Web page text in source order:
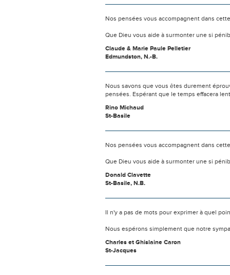
Nos pensées vous accompagnent dans
Que Dieu vous aide à surmonter une si
Claude & Marie Paule Pelletier
Edmundston, N.-B.
Nous savons que vous êtes durement
pensées. Espérant que le temps effacera
Rino Michaud
St-Basile
Nos pensées vous accompagnent dans
Que Dieu vous aide à surmonter une si
Donald Clavette
St-Basile, N.B.
Il n'y a pas de mots pour exprimer à quel
Nous espérons simplement que notre
Charles et Ghislaine Caron
St-Jacques